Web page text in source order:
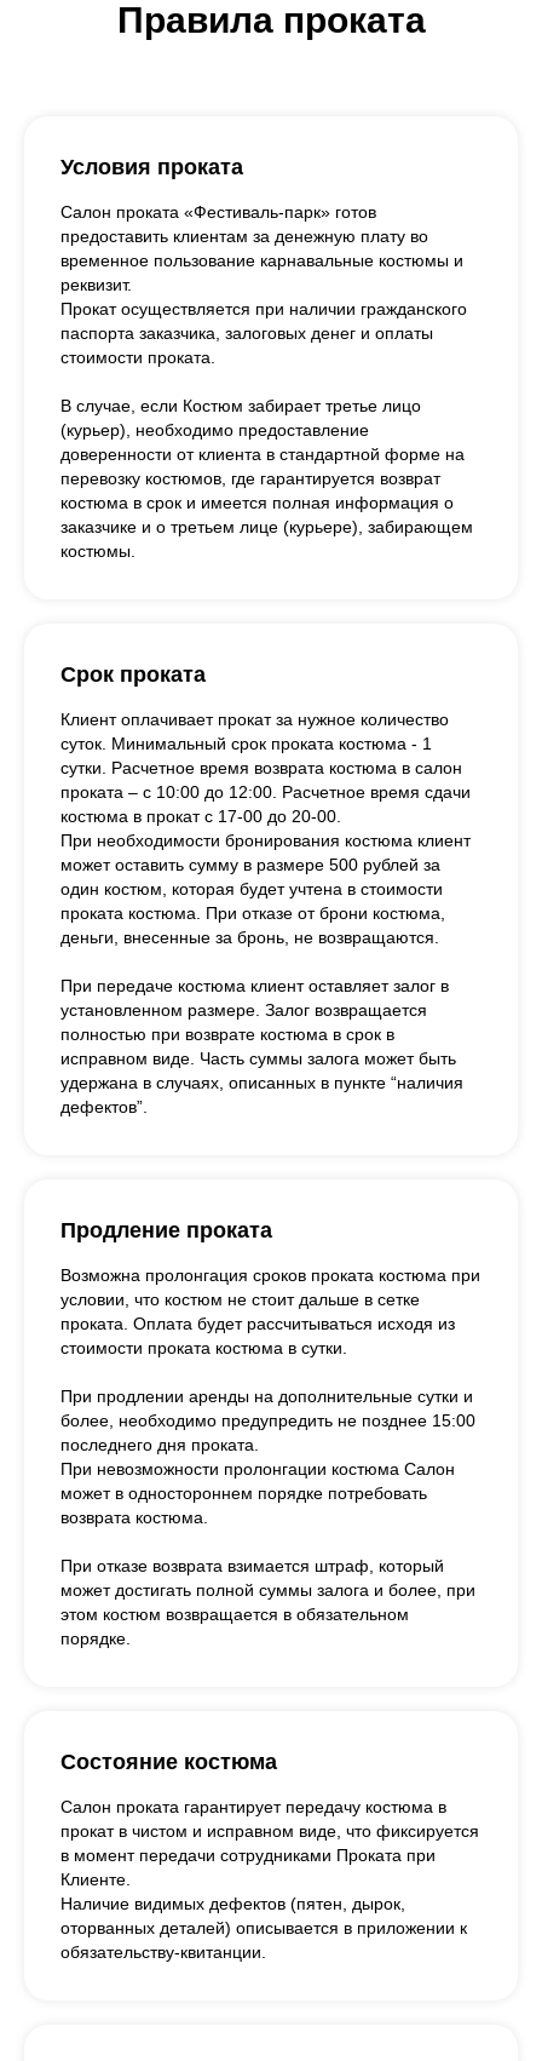
Правила проката
Условия проката
Салон проката «Фестиваль-парк» готов
предоставить клиентам за денежную плату во
временное пользование карнавальные костюмы и
реквизит.
Прокат осуществляется при наличии гражданского
паспорта заказчика, залоговых денег и оплаты
стоимости проката.
В случае, если Костюм забирает третье лицо
(курьер), необходимо предоставление
доверенности от клиента в стандартной форме на
перевозку костюмов, где гарантируется возврат
костюма в срок и имеется полная информация о
заказчике и о третьем лице (курьере), забирающем
костюмы.
Срок проката
Клиент оплачивает прокат за нужное количество
суток. Минимальный срок проката костюма - 1
сутки. Расчетное время возврата костюма в салон
проката – с 10:00 до 12:00. Расчетное время сдачи
костюма в прокат с 17-00 до 20-00.
При необходимости бронирования костюма клиент
может оставить сумму в размере 500 рублей за
один костюм, которая будет учтена в стоимости
проката костюма. При отказе от брони костюма,
деньги, внесенные за бронь, не возвращаются.
При передаче костюма клиент оставляет залог в
установленном размере. Залог возвращается
полностью при возврате костюма в срок в
исправном виде. Часть суммы залога может быть
удержана в случаях, описанных в пункте “наличия
дефектов”.
Продление проката
Возможна пролонгация сроков проката костюма при
условии, что костюм не стоит дальше в сетке
проката. Оплата будет рассчитываться исходя из
стоимости проката костюма в сутки.
При продлении аренды на дополнительные сутки и
более, необходимо предупредить не позднее 15:00
последнего дня проката.
При невозможности пролонгации костюма Салон
может в одностороннем порядке потребовать
возврата костюма.
При отказе возврата взимается штраф, который
может достигать полной суммы залога и более, при
этом костюм возвращается в обязательном
порядке.
Состояние костюма
Салон проката гарантирует передачу костюма в
прокат в чистом и исправном виде, что фиксируется
в момент передачи сотрудниками Проката при
Клиенте.
Наличие видимых дефектов (пятен, дырок,
оторванных деталей) описывается в приложении к
обязательству-квитанции.